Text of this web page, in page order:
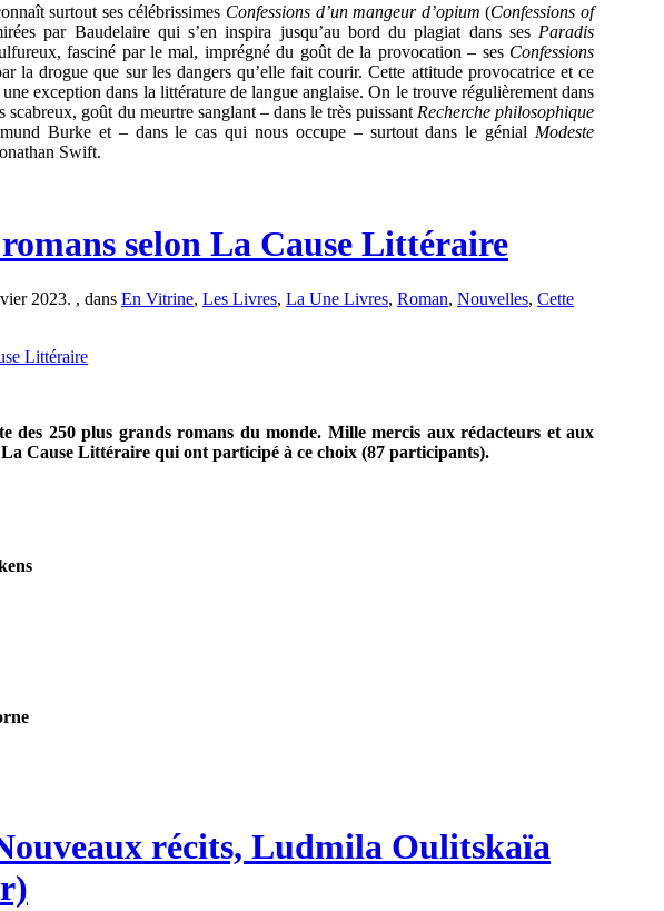
surtout ses célébrissimes Confessions d’un mangeur d’opium (Confessions of
par Baudelaire qui s’en inspira jusqu’au bord du plagiat dans ses Paradis
fasciné par le mal, imprégné du goût de la provocation – ses Confessions
la drogue que sur les dangers qu’elle fait courir. Cette attitude provocatrice et ce
exception dans la littérature de langue anglaise. On le trouve régulièrement dans
scabreux, goût du meurtre sanglant – dans le très puissant Recherche philosophique
Burke et – dans le cas qui nous occupe – surtout dans le génial Modeste
Swift.
selon La Cause Littéraire
2023. , dans En Vitrine, Les Livres, La Une Livres, Roman, Nouvelles, Cette
des 250 plus grands romans du monde. Mille mercis aux rédacteurs et aux
Cause Littéraire qui ont participé à ce choix (87 participants).
récits, Ludmila Oulitskaïa